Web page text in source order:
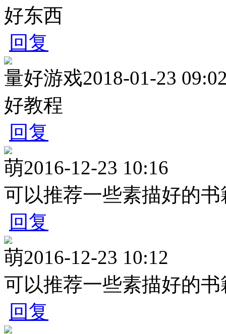
好东西
回复
量好游戏2018-01-23
好教程
回复
萌2016-12-23 10:16
可以推荐一些素描好的
回复
萌2016-12-23 10:12
可以推荐一些素描好的
回复